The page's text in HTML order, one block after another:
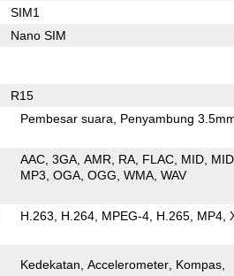
SIM1
Nano SIM
R15
Pembesar suara Penyambung
AAC 3GA AMR RA FLAC MID
MP3 OGA OGG WMA WAV
H.263 H.264 MPEG-4 H.265 MP4
Kedekatan Accelerometer Kompas